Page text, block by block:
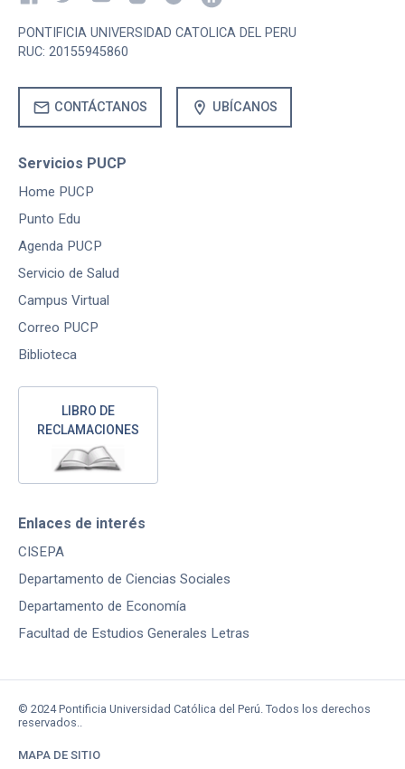
PONTIFICIA UNIVERSIDAD CATOLICA DEL PERU
RUC: 20155945860
mail CONTÁCTANOS location_on UBÍCANOS
Servicios PUCP
Home PUCP
Punto Edu
Agenda PUCP
Servicio de Salud
Campus Virtual
Correo PUCP
Biblioteca
LIBRO DE
RECLAMACIONES
Enlaces de interés
CISEPA
Departamento de Ciencias Sociales
Departamento de Economía
Facultad de Estudios Generales Letras
© 2024 Pontificia Universidad Católica del Perú. Todos los derechos
reservados..
MAPA DE SITIO